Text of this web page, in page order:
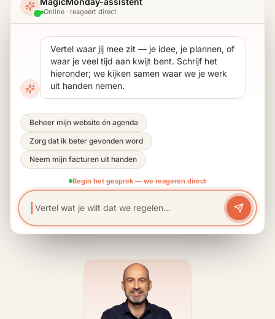
Online · reageert direct
Vertel waar jij mee zit — je idee, je plannen, of
waar je veel tijd aan kwijt bent. Schrijf het
hieronder; we kijken samen waar we je werk
uit handen nemen.
Beheer mijn website én agenda
Zorg dat ik beter gevonden word
Neem mijn facturen uit handen
Begin het gesprek — we reageren direct